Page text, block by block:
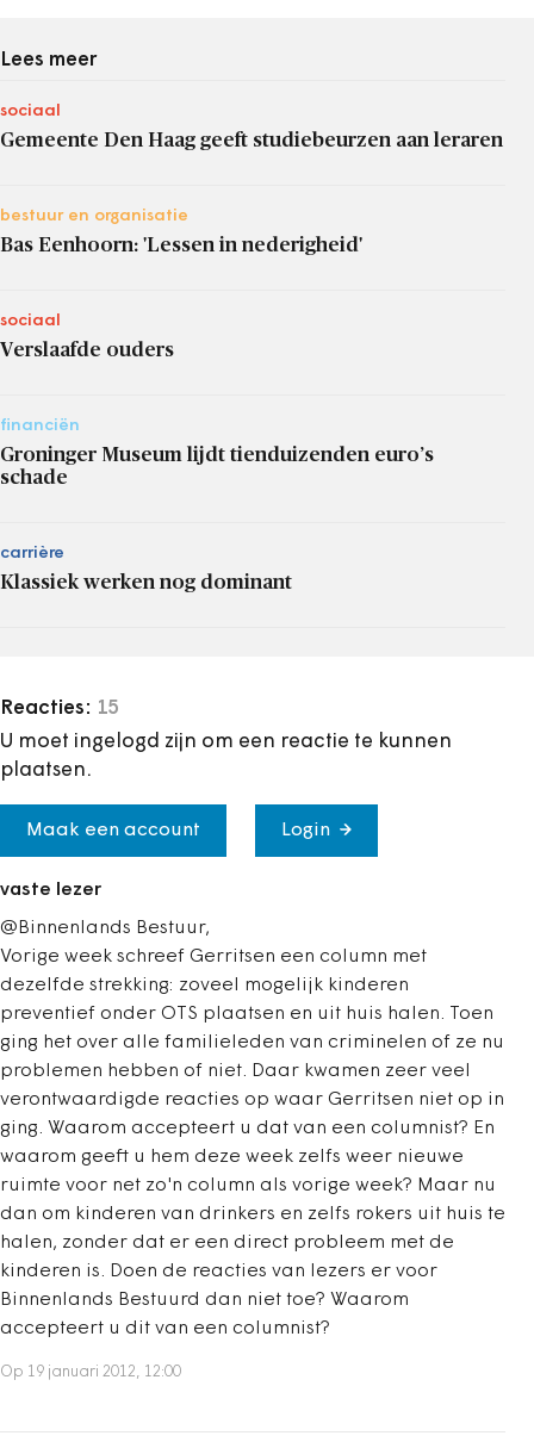
Lees meer
sociaal
Gemeente Den Haag geeft studiebeurzen aan leraren
bestuur en organisatie
Bas Eenhoorn: 'Lessen in nederigheid'
sociaal
Verslaafde ouders
financiën
Groninger Museum lijdt tienduizenden euro’s
schade
carrière
Klassiek werken nog dominant
Reacties: 15
U moet ingelogd zijn om een reactie te kunnen
plaatsen.
Maak een account Login
vaste lezer
@Binnenlands Bestuur,
Vorige week schreef Gerritsen een column met
dezelfde strekking: zoveel mogelijk kinderen
preventief onder OTS plaatsen en uit huis halen. Toen
ging het over alle familieleden van criminelen of ze nu
problemen hebben of niet. Daar kwamen zeer veel
verontwaardigde reacties op waar Gerritsen niet op in
ging. Waarom accepteert u dat van een columnist? En
waarom geeft u hem deze week zelfs weer nieuwe
ruimte voor net zo'n column als vorige week? Maar nu
dan om kinderen van drinkers en zelfs rokers uit huis te
halen, zonder dat er een direct probleem met de
kinderen is. Doen de reacties van lezers er voor
Binnenlands Bestuurd dan niet toe? Waarom
accepteert u dit van een columnist?
Op 19 januari 2012, 12:00